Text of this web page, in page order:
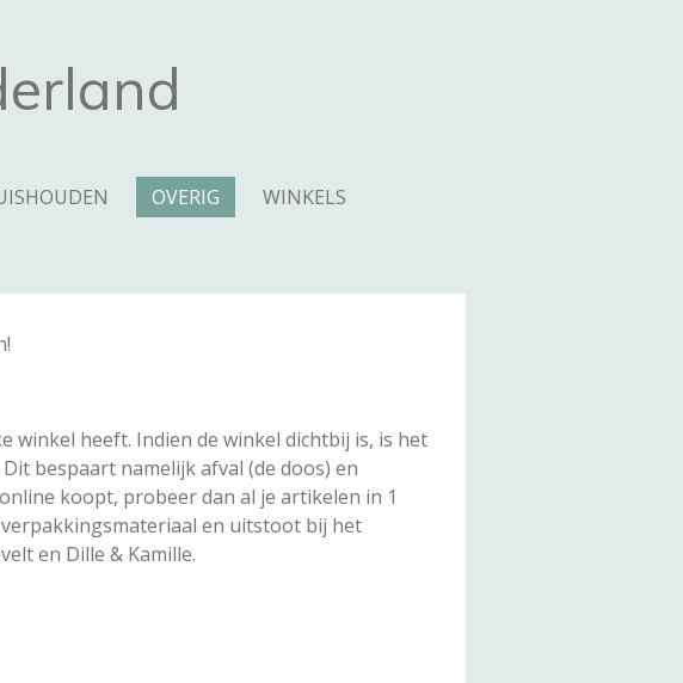
OVERIG
WINKELS
winkel heeft. Indien de winkel dichtbij is, is het
bespaart namelijk afval (de doos) en
koopt, probeer dan al je artikelen in 1
en uitstoot bij het
en Dille & Kamille.